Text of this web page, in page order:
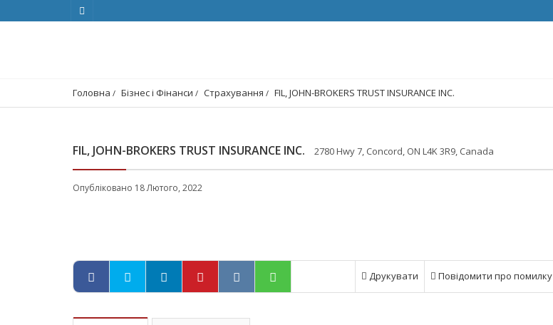
Головна Бізнес і Фінанси Страхування FIL, JOHN-BROKERS TRUST INSURANCE INC.
FIL, JOHN-BROKERS TRUST INSURANCE INC. 2780 Hwy 7, Concord, ON L4K 3R9, Canada
Опубліковано 18 Лютого, 2022
Повідомити про помилку
Друкувати